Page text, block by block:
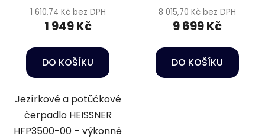
1 610,74 Kč bez DPH
1 949 Kč
DO KOŠÍKU
Jezírkové a potůčkové
čerpadlo HEISSNER
HFP3500-00 – výkonné
8 015,70 Kč bez DPH
9 699 Kč
DO KOŠÍKU